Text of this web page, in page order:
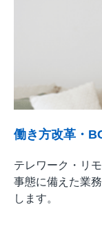
働き方改革・
テレワーク・リ
事態に備えた業
します。